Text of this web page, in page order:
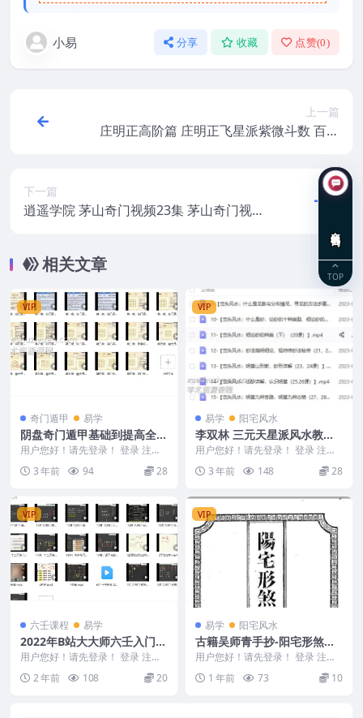
小易 分享 收藏 点赞(0)
上一篇
庄明正高阶篇 庄明正飞星派紫微斗数 百度
下一篇
逍遥学院 茅山奇门视频23集 茅山奇门视频2
相关文章
VIP
奇门遁甲 易学
阴盘奇门遁甲基础到提高全集
视频17集
用户您好！请先登录！ 登录 注册
阴盘奇门遁甲基础到提高全集视频
17集 Y230...
3 年前 94 28
VIP
易学 阳宅风水
李双林 三元天星派风水教学
视频 第一期
用户您好！请先登录！ 登录 注册
李双林 三元天星派风水教学视频
第一期 Y23...
3 年前 148 28
VIP
六壬课程 易学
2022年B站大大师六壬入门视
频
用户您好！请先登录！ 登录 注册
2022年B站大大师六壬入门视频 2
40419...
2 年前 108 20
VIP
易学 阳宅风水
古籍吴师青手抄-阳宅形煞真
传PDF文档55页Y
用户您好！请先登录！ 登录 注册
古籍吴师青手抄-阳宅形煞真传PDF
文档55页Y...
1 年前 73 10
TOP